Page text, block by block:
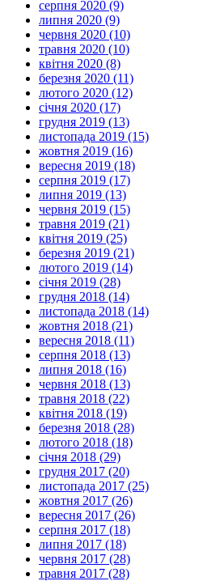
серпня 2020 (9)
липня 2020 (9)
червня 2020 (10)
травня 2020 (10)
квітня 2020 (8)
березня 2020 (11)
лютого 2020 (12)
січня 2020 (17)
грудня 2019 (13)
листопада 2019 (15)
жовтня 2019 (16)
вересня 2019 (18)
серпня 2019 (17)
липня 2019 (13)
червня 2019 (15)
травня 2019 (21)
квітня 2019 (25)
березня 2019 (21)
лютого 2019 (14)
січня 2019 (28)
грудня 2018 (14)
листопада 2018 (14)
жовтня 2018 (21)
вересня 2018 (11)
серпня 2018 (13)
липня 2018 (16)
червня 2018 (13)
травня 2018 (22)
квітня 2018 (19)
березня 2018 (28)
лютого 2018 (18)
січня 2018 (29)
грудня 2017 (20)
листопада 2017 (25)
жовтня 2017 (26)
вересня 2017 (26)
серпня 2017 (18)
липня 2017 (18)
червня 2017 (28)
травня 2017 (28)